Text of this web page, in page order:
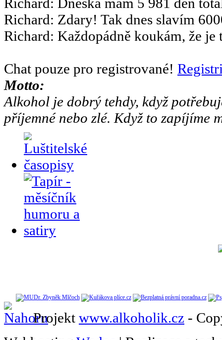
Richard: Zdary! Tak dnes slavím
Richard: Každopádně koukám, že
Chat pouze pro registrované!
Motto:
Alkohol je dobrý tehdy, když
příjemné nebo zlé. Když to zapíjíme
Projekt www.alkoholik.cz -